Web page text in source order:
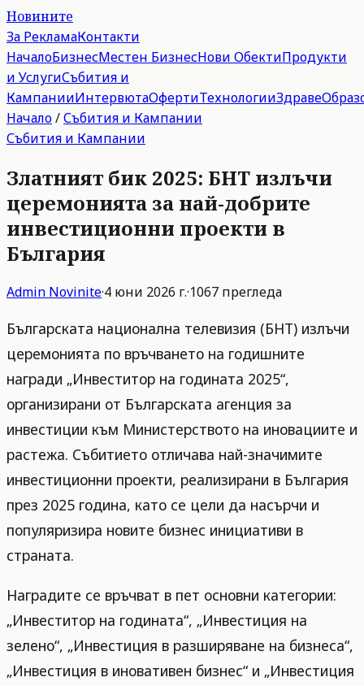
Новините
За РекламаКонтакти
НачалоБизнесМестен БизнесНови ОбектиПродукти
и УслугиСъбития и
КампанииИнтервютаОфертиТехнологииЗдраве
Начало/Събития и Кампании
Събития и Кампании
Златният бик 2025: БНТ излъчи
церемонията за най-добрите
инвестиционни проекти в
България
Admin Novinite·4 юни 2026 г.·1067 прегледа
Българската национална телевизия (БНТ) излъчи
церемонията по връчването на годишните
награди „Инвеститор на годината 2025“,
организирани от Българската агенция за
инвестиции към Министерството на иновациите и
растежа. Събитието отличава най-значимите
инвестиционни проекти, реализирани в България
през 2025 година, като се цели да насърчи и
популяризира новите бизнес инициативи в
страната.
Наградите се връчват в пет основни категории:
„Инвеститор на годината“, „Инвестиция на
зелено“, „Инвестиция в разширяване на бизнеса“,
„Инвестиция в иновативен бизнес“ и „Инвестиция